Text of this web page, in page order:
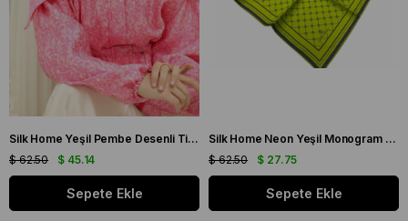
Silk Home Yeşil Pembe Desenli Tivil İpek Eşarp 11432-58
$ 45.14
$ 62.50
Sepete Ekle
Silk Home Neon Yeşil Monogram Desenli Tivil İpek Eşarp 11393-97
$ 27.75
$ 62.50
Sepete Ekle